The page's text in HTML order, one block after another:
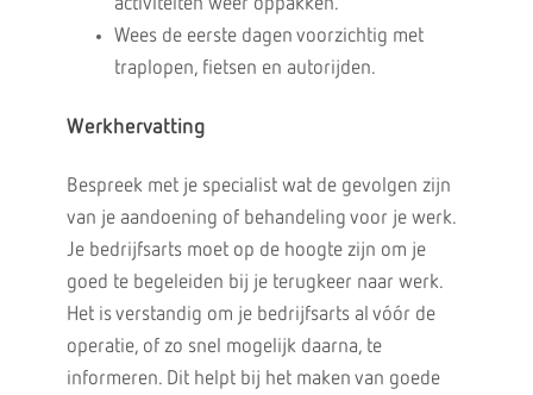
activiteiten weer oppakken.
Wees de eerste dagen voorzichtig met
traplopen, fietsen en autorijden.
Werkhervatting
Bespreek met je specialist wat de gevolgen zijn
van je aandoening of behandeling voor je werk.
Je bedrijfsarts moet op de hoogte zijn om je
goed te begeleiden bij je terugkeer naar werk.
Het is verstandig om je bedrijfsarts al vóór de
operatie, of zo snel mogelijk daarna, te
informeren. Dit helpt bij het maken van goede